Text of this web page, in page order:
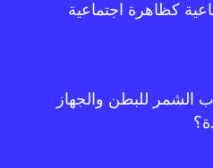
كظاهرة اجتماعية
الشمر للبطن والجهاز